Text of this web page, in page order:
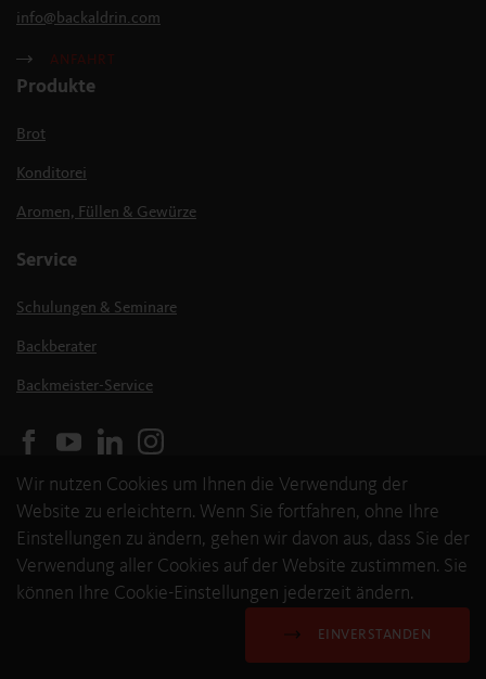
info@ backaldrin. com
ANFAHRT
Produkte
Brot
Konditorei
Aromen, Füllen & Gewürze
Service
Schulungen & Seminare
Backberater
Backmeister-Service
© 2026 backaldrin International The Kornspitz Company GmbH
Datenschutz & Cookies
ALB Impressum
Wir nutzen Cookies um Ihnen die Verwendung der
Website zu erleichtern. Wenn Sie fortfahren, ohne Ihre
Einstellungen zu ändern, gehen wir davon aus, dass Sie der
Verwendung aller Cookies auf der Website zustimmen. Sie
können Ihre Cookie-Einstellungen jederzeit ändern.
EINVERSTANDEN